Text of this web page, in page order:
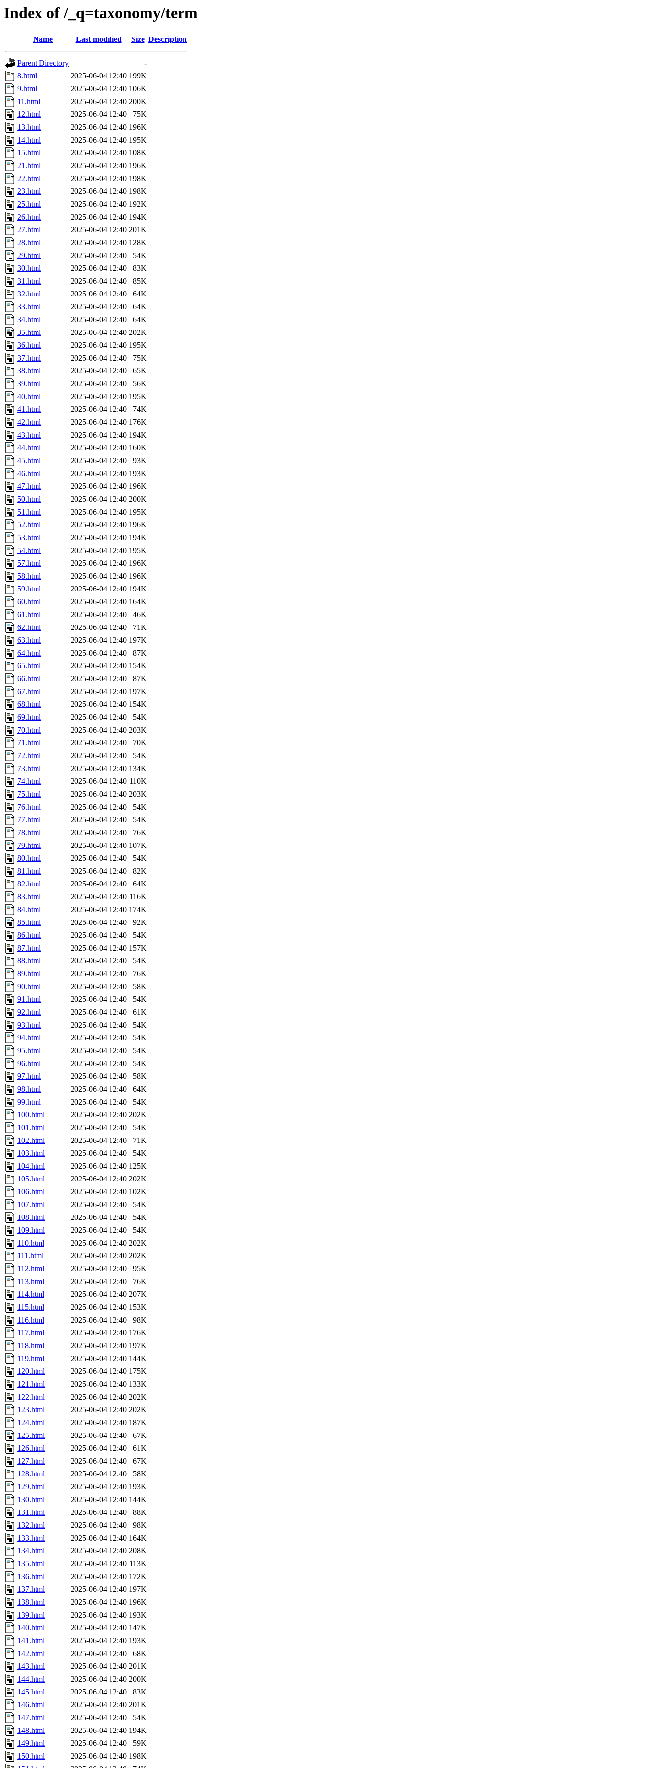
Index of /_q=taxonomy/term
Name Last modified Size Description
Parent Directory
-
8.html
2025-06-04 12:40 199K
9.html
2025-06-04 12:40 106K
11.html
2025-06-04 12:40 200K
12.html
2025-06-04 12:40
75K
13.html
2025-06-04 12:40 196K
14.html
2025-06-04 12:40 195K
15.html
2025-06-04 12:40 108K
21.html
2025-06-04 12:40 196K
22.html
2025-06-04 12:40 198K
23.html
2025-06-04 12:40 198K
25.html
2025-06-04 12:40 192K
26.html
2025-06-04 12:40 194K
27.html
2025-06-04 12:40 201K
28.html
2025-06-04 12:40 128K
29.html
2025-06-04 12:40
54K
30.html
2025-06-04 12:40
83K
31.html
2025-06-04 12:40
85K
32.html
2025-06-04 12:40
64K
33.html
2025-06-04 12:40
64K
34.html
2025-06-04 12:40
64K
35.html
2025-06-04 12:40 202K
36.html
2025-06-04 12:40 195K
37.html
2025-06-04 12:40
75K
38.html
2025-06-04 12:40
65K
39.html
2025-06-04 12:40
56K
40.html
2025-06-04 12:40 195K
41.html
2025-06-04 12:40
74K
42.html
2025-06-04 12:40 176K
43.html
2025-06-04 12:40 194K
44.html
2025-06-04 12:40 160K
45.html
2025-06-04 12:40
93K
46.html
2025-06-04 12:40 193K
47.html
2025-06-04 12:40 196K
50.html
2025-06-04 12:40 200K
51.html
2025-06-04 12:40 195K
52.html
2025-06-04 12:40 196K
53.html
2025-06-04 12:40 194K
54.html
2025-06-04 12:40 195K
57.html
2025-06-04 12:40 196K
58.html
2025-06-04 12:40 196K
59.html
2025-06-04 12:40 194K
60.html
2025-06-04 12:40 164K
61.html
2025-06-04 12:40
46K
62.html
2025-06-04 12:40
71K
63.html
2025-06-04 12:40 197K
64.html
2025-06-04 12:40
87K
65.html
2025-06-04 12:40 154K
66.html
2025-06-04 12:40
87K
67.html
2025-06-04 12:40 197K
68.html
2025-06-04 12:40 154K
69.html
2025-06-04 12:40
54K
70.html
2025-06-04 12:40 203K
71.html
2025-06-04 12:40
70K
72.html
2025-06-04 12:40
54K
73.html
2025-06-04 12:40 134K
74.html
2025-06-04 12:40 110K
75.html
2025-06-04 12:40 203K
76.html
2025-06-04 12:40
54K
77.html
2025-06-04 12:40
54K
78.html
2025-06-04 12:40
76K
79.html
2025-06-04 12:40 107K
80.html
2025-06-04 12:40
54K
81.html
2025-06-04 12:40
82K
82.html
2025-06-04 12:40
64K
83.html
2025-06-04 12:40 116K
84.html
2025-06-04 12:40 174K
85.html
2025-06-04 12:40
92K
86.html
2025-06-04 12:40
54K
87.html
2025-06-04 12:40 157K
88.html
2025-06-04 12:40
54K
89.html
2025-06-04 12:40
76K
90.html
2025-06-04 12:40
58K
91.html
2025-06-04 12:40
54K
92.html
2025-06-04 12:40
61K
93.html
2025-06-04 12:40
54K
94.html
2025-06-04 12:40
54K
95.html
2025-06-04 12:40
54K
96.html
2025-06-04 12:40
54K
97.html
2025-06-04 12:40
58K
98.html
2025-06-04 12:40
64K
99.html
2025-06-04 12:40
54K
100.html
2025-06-04 12:40 202K
101.html
2025-06-04 12:40
54K
102.html
2025-06-04 12:40
71K
103.html
2025-06-04 12:40
54K
104.html
2025-06-04 12:40 125K
105.html
2025-06-04 12:40 202K
106.html
2025-06-04 12:40 102K
107.html
2025-06-04 12:40
54K
108.html
2025-06-04 12:40
54K
109.html
2025-06-04 12:40
54K
110.html
2025-06-04 12:40 202K
111.html
2025-06-04 12:40 202K
112.html
2025-06-04 12:40
95K
113.html
2025-06-04 12:40
76K
114.html
2025-06-04 12:40 207K
115.html
2025-06-04 12:40 153K
116.html
2025-06-04 12:40
98K
117.html
2025-06-04 12:40 176K
118.html
2025-06-04 12:40 197K
119.html
2025-06-04 12:40 144K
120.html
2025-06-04 12:40 175K
121.html
2025-06-04 12:40 133K
122.html
2025-06-04 12:40 202K
123.html
2025-06-04 12:40 202K
124.html
2025-06-04 12:40 187K
125.html
2025-06-04 12:40
67K
126.html
2025-06-04 12:40
61K
127.html
2025-06-04 12:40
67K
128.html
2025-06-04 12:40
58K
129.html
2025-06-04 12:40 193K
130.html
2025-06-04 12:40 144K
131.html
2025-06-04 12:40
88K
132.html
2025-06-04 12:40
98K
133.html
2025-06-04 12:40 164K
134.html
2025-06-04 12:40 208K
135.html
2025-06-04 12:40 113K
136.html
2025-06-04 12:40 172K
137.html
2025-06-04 12:40 197K
138.html
2025-06-04 12:40 196K
139.html
2025-06-04 12:40 193K
140.html
2025-06-04 12:40 147K
141.html
2025-06-04 12:40 193K
142.html
2025-06-04 12:40
68K
143.html
2025-06-04 12:40 201K
144.html
2025-06-04 12:40 200K
145.html
2025-06-04 12:40
83K
146.html
2025-06-04 12:40 201K
147.html
2025-06-04 12:40
54K
148.html
2025-06-04 12:40 194K
149.html
2025-06-04 12:40
59K
150.html
2025-06-04 12:40 198K